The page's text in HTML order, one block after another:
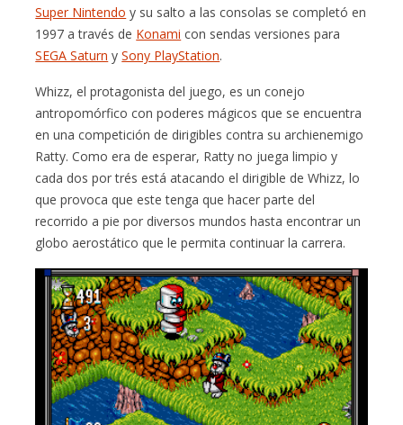
Super Nintendo y su salto a las consolas se completó en
1997 a través de Konami con sendas versiones para
SEGA Saturn ySony PlayStation.
Whizz, el protagonista del juego, es un conejo
antropomórfico con poderes mágicos que se encuentra
en una competición de dirigibles contra su archienemigo
Ratty. Como era de esperar, Ratty no juega limpio y
cada dos por trés está atacando el dirigible de Whizz, lo
que provoca que este tenga que hacer parte del
recorrido a pie por diversos mundos hasta encontrar un
globo aerostático que le permita continuar la carrera.